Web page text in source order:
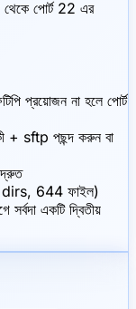
থেকে পোর্ট 22 এর
প্রয়োজন না হলে পোর্ট
+ sftp পছন্দ করুন বা
dirs, 644 ফাইল)
একটি দ্বিতীয়